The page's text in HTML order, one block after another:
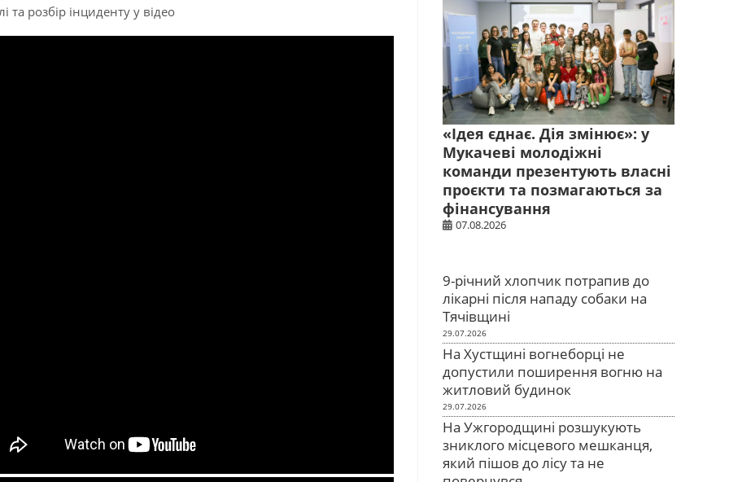
та розбір інциденту у відео
«Ідея єднає. Дія змінює»: у
Мукачеві молодіжні
команди презентують власні
проєкти та позмагаються за
фінансування
07.08.2026
9-річний хлопчик потрапив до
лікарні після нападу собаки на
Тячівщині
29.07.2026
На Хустщині вогнеборці не
допустили поширення вогню на
житловий будинок
29.07.2026
На Ужгородщині розшукують
зниклого місцевого мешканця,
який пішов до лісу та не